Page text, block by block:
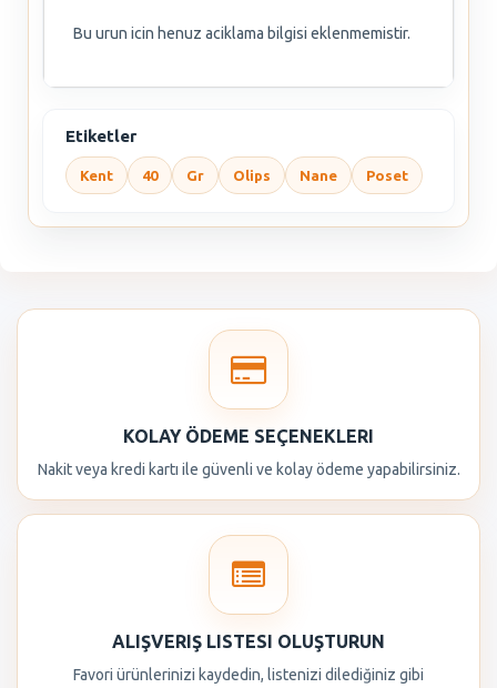
Bu urun icin henuz aciklama bilgisi eklenmemistir.
Etiketler
Kent 40 Gr Olips Nane Poset
KOLAY ÖDEME SEÇENEKLERI
Nakit veya kredi kartı ile güvenli ve kolay ödeme yapabilirsiniz.
ALIŞVERIŞ LISTESI OLUŞTURUN
Favori ürünlerinizi kaydedin, listenizi dilediğiniz gibi